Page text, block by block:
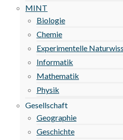
MINT
Biologie
Chemie
Experimentelle
Informatik
Mathematik
Physik
Gesellschaft
Geographie
Geschichte